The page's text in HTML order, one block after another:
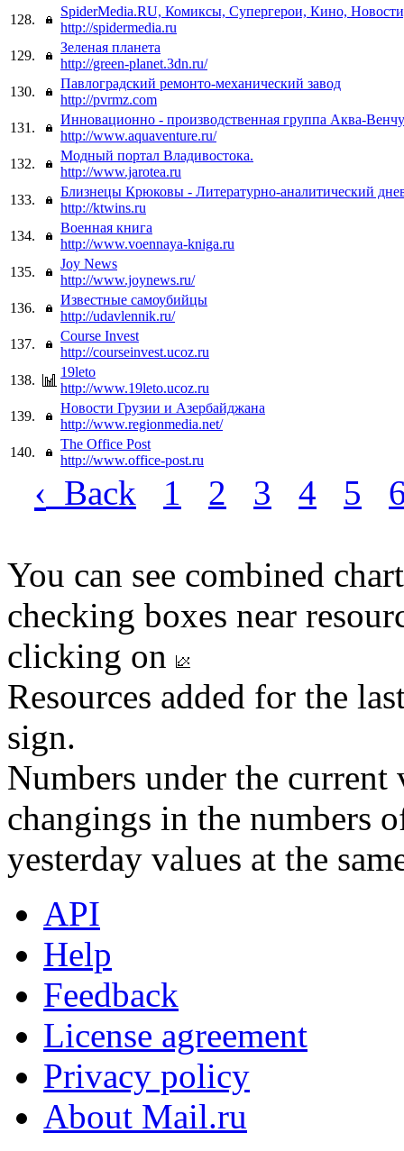
128.
SpiderMedia.RU, Комиксы, Супергерои, Кино,
http://spidermedia.ru
129.
Зеленая планета
http://green-planet.3dn.ru/
130.
Павлоградский ремонто-механический завод
http://pvrmz.com
131.
Инновационно - производственная группа Аква-
http://www.aquaventure.ru/
132.
Модный портал Владивостока.
http://www.jarotea.ru
133.
Близнецы Крюковы - Литературно-аналитический
http://ktwins.ru
134.
Военная книга
http://www.voennaya-kniga.ru
135.
Joy News
http://www.joynews.ru/
136.
Известные самоубийцы
http://udavlennik.ru/
137.
Course Invest
http://courseinvest.ucoz.ru
138.
19leto
http://www.19leto.ucoz.ru
139.
Новости Грузии и Азербайджана
http://www.regionmedia.net/
140.
The Office Post
http://www.office-post.ru
‹ Back 1 2 3 4 5
You can see combined
checking boxes near
clicking on
Resources added for the
sign.
Numbers under the
changings in the numbers
yesterday values at the
API
Help
Feedback
License agreement
Privacy policy
About Mail.ru